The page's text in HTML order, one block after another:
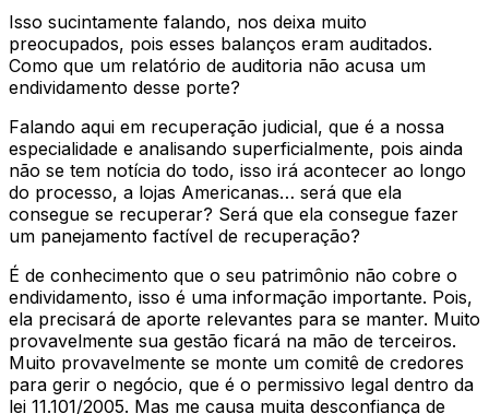
Isso sucintamente falando, nos deixa muito
preocupados, pois esses balanços eram auditados.
Como que um relatório de auditoria não acusa um
endividamento desse porte?
Falando aqui em recuperação judicial, que é a nossa
especialidade e analisando superficialmente, pois ainda
não se tem notícia do todo, isso irá acontecer ao longo
do processo, a lojas Americanas… será que ela
consegue se recuperar? Será que ela consegue fazer
um panejamento factível de recuperação?
É de conhecimento que o seu patrimônio não cobre o
endividamento, isso é uma informação importante. Pois,
ela precisará de aporte relevantes para se manter. Muito
provavelmente sua gestão ficará na mão de terceiros.
Muito provavelmente se monte um comitê de credores
para gerir o negócio, que é o permissivo legal dentro da
lei 11.101/2005. Mas me causa muita desconfiança de